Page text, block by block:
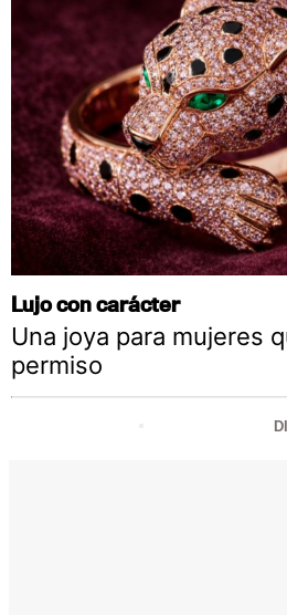
Lujo con carácter
Una joya para mujeres
permiso